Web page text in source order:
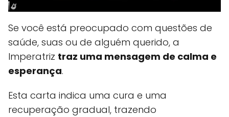
Se você está preocupado com questões de
saúde, suas ou de alguém querido, a
Imperatriz traz uma mensagem de calma e
esperança.
Esta carta indica uma cura e uma
recuperação gradual, trazendo